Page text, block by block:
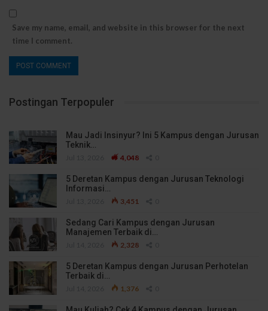
Save my name, email, and website in this browser for the next
time I comment.
Postingan Terpopuler
Mau Jadi Insinyur? Ini 5 Kampus dengan Jurusan
Teknik…
4,048
5 Deretan Kampus dengan Jurusan Teknologi
Informasi…
3,451
Sedang Cari Kampus dengan Jurusan
Manajemen Terbaik di…
2,328
5 Deretan Kampus dengan Jurusan Perhotelan
Terbaik di…
1,376